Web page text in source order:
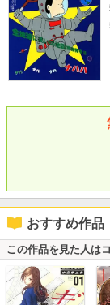
おすすめ作品
この作品を見た人は